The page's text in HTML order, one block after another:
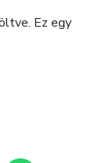
Ez egy